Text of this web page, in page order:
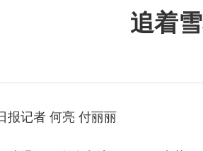
追着
记者 何亮 付丽丽